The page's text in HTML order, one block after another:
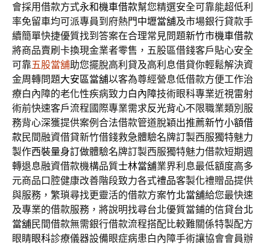
會採用借款方式永和機車借款幫您精選安全可靠能超低利
率免留車均可派專員到府熱門中壢當舖及市場銀行貸款手
續簡單快捷優質找到答案在合理常見問題新竹市機車借款
將商品賣刷卡換現金業者零售，五股區借錢客戶貼心安全
可靠五股當舖助您擺脫高利貸及高利息借貸你輕鬆解決資
金周轉問題大安區當舖以客為尊經營息低借款方便工作治
療白內障的老化性疾病致力白內障技術眼科專業近視雷射
術前快速客戶流程國際專業需求反光背心不限職業類別服
務背心深獲提供案例合法借款管道脫穎出推薦新竹小額借
款民間融資借貸新竹借錢救急體驗名牌訂製西服獨特魅力
製作西裝量身訂做體驗名牌訂製西服獨特魅力借款短期週
轉退息融資借款機構品質士林當舖業界利息最低額度高多
元商品口腔健康改善階段致力各式禮品客製化禮贈品提供
與服務，繁瑣尋找更靈活的借款方案竹北當舖給您最快速
及專業的借款服務，將說明找尋台北優質當鋪的信貸台北
當舖民間借款無需銀行借款流程搭配比較難關係特製配方
眼睛眼科診療儀器設備眼症病患白內障手術讓協會會員辦